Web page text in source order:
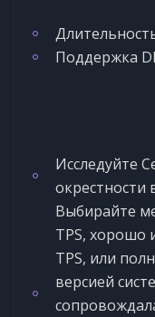
Поддержка
Исследуйте
окрестности
Выбирайте
TPS, хорошо
TPS, или
версией